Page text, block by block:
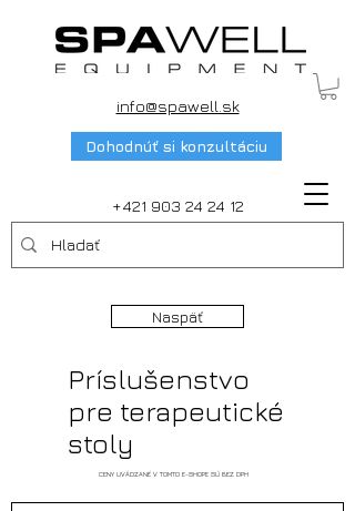
+421 903 24 24 12
info@spawell.sk
Dohodnúť si konzultáciu
Naspäť
Príslušenstvo
pre terapeutické
stoly
CENY UVÁDZANÉ V TOMTO E-SHOPE SÚ BEZ DPH